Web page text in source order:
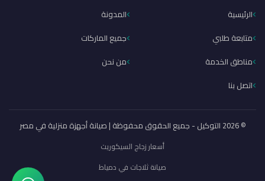
الرئيسية
المدونة
متابعة طلبي
جميع الماركات
مناطق الخدمة
من نحن
اتصل بنا
© 2026 التوكيل - جميع الحقوق محفوظة | صيانة أجهزة منزلية في مصر
أسعار زجاج السيكوريت
صيانة ثلاجات في دمياط